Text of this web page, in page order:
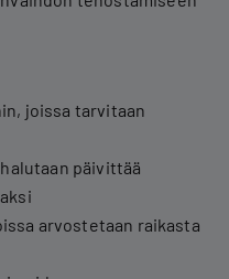
joissa tarvitaan
päivittää
arvostetaan raikasta